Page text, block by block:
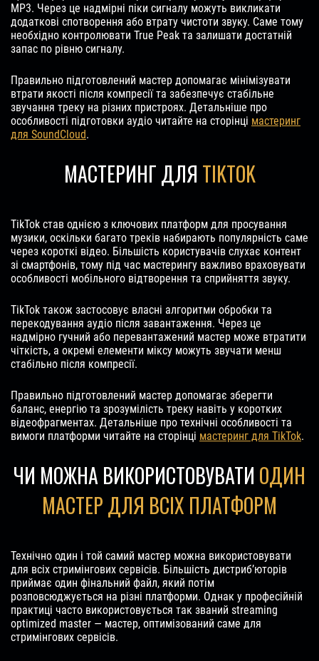
MP3. Через це надмірні піки сигналу можуть викликати
додаткові спотворення або втрату чистоти звуку. Саме тому
необхідно контролювати True Peak та залишати достатній
запас по рівню сигналу.
Правильно підготовлений мастер допомагає мінімізувати
втрати якості після компресії та забезпечує стабільне
звучання треку на різних пристроях. Детальніше про
особливості підготовки аудіо читайте на сторінці мастеринг
для SoundCloud.
МАСТЕРИНГ ДЛЯ TIKTOK
TikTok став однією з ключових платформ для просування
музики, оскільки багато треків набирають популярність саме
через короткі відео. Більшість користувачів слухає контент
зі смартфонів, тому під час мастерингу важливо враховувати
особливості мобільного відтворення та сприйняття звуку.
TikTok також застосовує власні алгоритми обробки та
перекодування аудіо після завантаження. Через це
надмірно гучний або перевантажений мастер може втратити
чіткість, а окремі елементи міксу можуть звучати менш
стабільно після компресії.
Правильно підготовлений мастер допомагає зберегти
баланс, енергію та зрозумілість треку навіть у коротких
відеофрагментах. Детальніше про технічні особливості та
вимоги платформи читайте на сторінці мастеринг для TikTok.
ЧИ МОЖНА ВИКОРИСТОВУВАТИ ОДИН
МАСТЕР ДЛЯ ВСІХ ПЛАТФОРМ
Технічно один і той самий мастер можна використовувати
для всіх стримінгових сервісів. Більшість дистриб’юторів
приймає один фінальний файл, який потім
розповсюджується на різні платформи. Однак у професійній
практиці часто використовується так званий streaming
optimized master — мастер, оптимізований саме для
стримінгових сервісів.